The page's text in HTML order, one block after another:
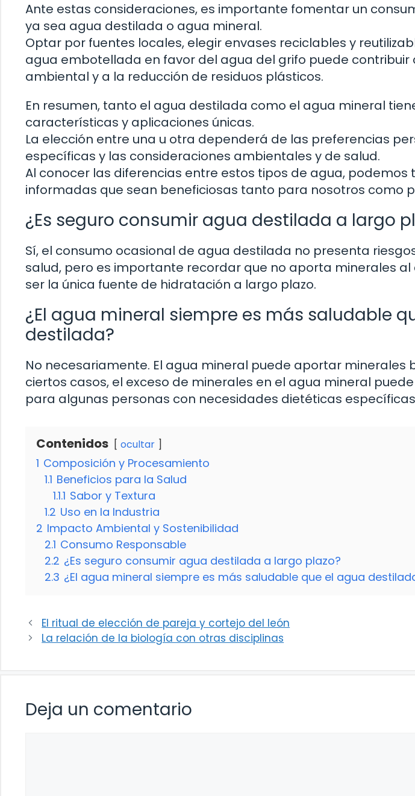
Ante estas consideraciones, es importante fomentar un
ya sea agua destilada o agua mineral.
Optar por fuentes locales, elegir envases reciclables y
agua embotellada en favor del agua del grifo puede contribuir
ambiental y a la reducción de residuos plásticos.
En resumen, tanto el agua destilada como el agua mineral
características y aplicaciones únicas.
La elección entre una u otra dependerá de las preferencias
específicas y las consideraciones ambientales y de salud.
Al conocer las diferencias entre estos tipos de agua, podemos
informadas que sean beneficiosas tanto para nosotros como
¿Es seguro consumir agua destilada a largo
Sí, el consumo ocasional de agua destilada no presenta
salud, pero es importante recordar que no aporta minerales al
ser la única fuente de hidratación a largo plazo.
¿El agua mineral siempre es más saludable
destilada?
No necesariamente. El agua mineral puede aportar minerales
ciertos casos, el exceso de minerales en el agua mineral
para algunas personas con necesidades dietéticas
Contenidos ocultar
1 Composición y Procesamiento
1.1 Beneficios para la Salud
1.1.1 Sabor y Textura
1.2 Uso en la Industria
2 Impacto Ambiental y Sostenibilidad
2.1 Consumo Responsable
2.2 ¿Es seguro consumir agua destilada a largo plazo?
2.3 ¿El agua mineral siempre es más saludable que el agua
El ritual de elección de pareja y cortejo del león
La relación de la biología con otras disciplinas
Deja un comentario